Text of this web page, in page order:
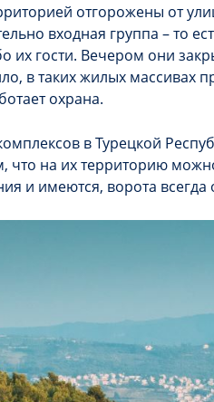
отгорожены от
входная группа – то
их гости. Вечером они
в таких жилых массивах
охрана.
в Турецкой
что на их территорию
и имеются, ворота всегда